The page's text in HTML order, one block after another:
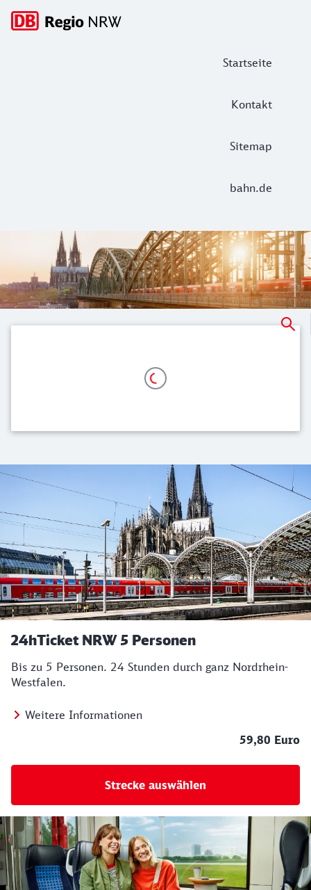
Startseite
Kontakt
Sitemap
bahn.de
Hauptnavigation
DB Regio NRW: Tickets, Fahrpläne
24hTicket NRW 5 Personen
Bis zu 5 Personen. 24 Stunden durch ganz Nordrhein-
Westfalen.
Weitere Informationen
59,80 Euro
Strecke auswählen